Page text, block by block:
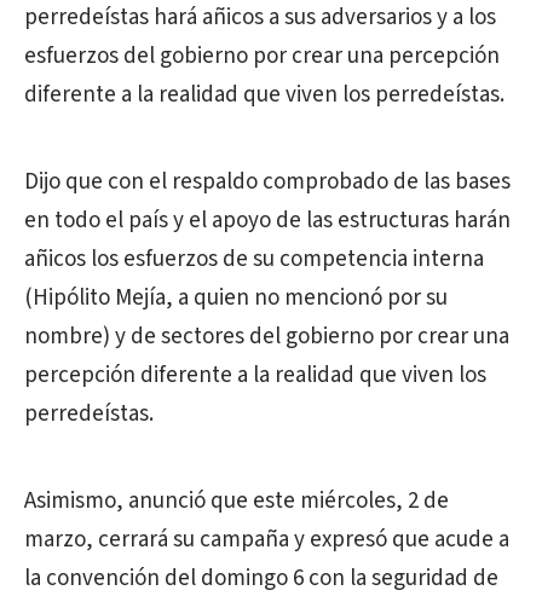
perredeístas hará añicos a sus adversarios y a los
esfuerzos del gobierno por crear una percepción
diferente a la realidad que viven los perredeístas.
Dijo que con el respaldo comprobado de las bases
en todo el país y el apoyo de las estructuras harán
añicos los esfuerzos de su competencia interna
(Hipólito Mejía, a quien no mencionó por su
nombre) y de sectores del gobierno por crear una
percepción diferente a la realidad que viven los
perredeístas.
Asimismo, anunció que este miércoles, 2 de
marzo, cerrará su campaña y expresó que acude a
la convención del domingo 6 con la seguridad de